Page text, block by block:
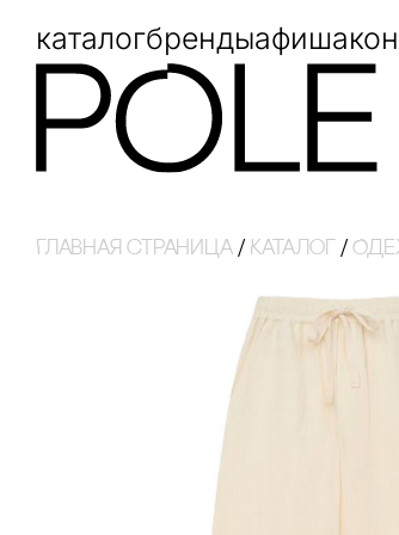
каталогбрендыафиша
Главная страница / Каталог /